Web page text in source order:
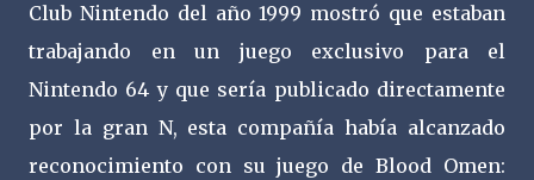
Club Nintendo del año 1999 mostró que estaban
trabajando en un juego exclusivo para el
Nintendo 64 y que sería publicado directamente
por la gran N, esta compañía había alcanzado
reconocimiento con su juego de Blood Omen: